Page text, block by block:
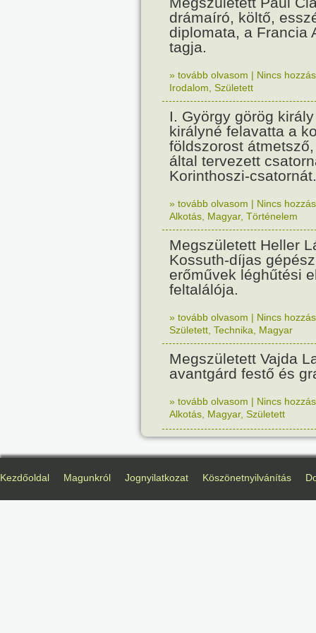
drámaíró, költő,
diplomata, a Francia
tagja.
» tovább olvasom | Nincs
Irodalom Született
I. György görög
királyné felavatta a
földszorost
által tervezett
Korinthoszi-csatornát.
» tovább olvasom | Nincs
Alkotás Magyar, Történelem
Megszületett Heller
Kossuth-díjas
erőművek léghűtési
feltalálója.
» tovább olvasom | Nincs
Született Technika Magyar
Megszületett Vajda
avantgárd festő és
» tovább olvasom | Nincs
Alkotás Magyar, Született
Kezdőoldal Magunkról Jognyilatkozat Köszönetnyilvánítás